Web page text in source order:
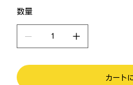
数量
カート